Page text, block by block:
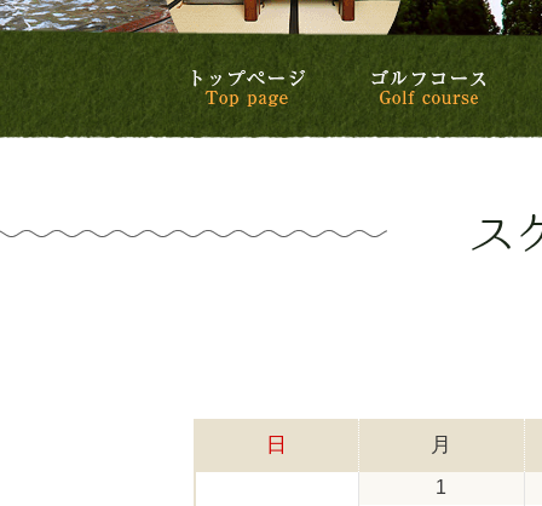
ゴル
トップページ
日 月
1